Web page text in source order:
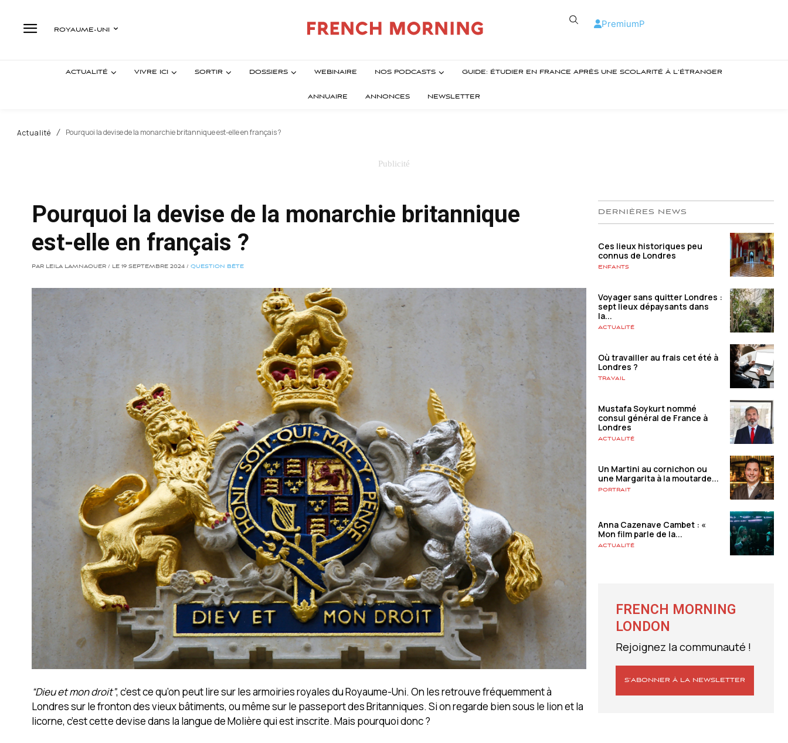
ROYAUME-UNI
PremiumP
ACTUALITÉ VIVRE ICI SORTIR DOSSIERS WEBINAIRE NOS PODCASTS GUIDE: ÉTUDIER EN FRANCE APRÈS UNE SCOLARITÉ À L’ÉTRANGER
ANNUAIRE ANNONCES NEWSLETTER
Actualité Pourquoi la devise de la monarchie britannique est-elle en français ?
Pourquoi la devise de la monarchie britannique
est-elle en français ?
PAR LEILA LAMNAOUER / LE 19 SEPTEMBRE 2024 / QUESTION BÊTE
“Dieu et mon droit”, c’est ce qu’on peut lire sur les armoiries royales du Royaume-Uni. On les retrouve fréquemment à
Londres sur le fronton des vieux bâtiments, ou même sur le passeport des Britanniques. Si on regarde bien sous le lion et la
licorne, c’est cette devise dans la langue de Molière qui est inscrite. Mais pourquoi donc ?
DERNIÈRES NEWS
Ces lieux historiques peu
connus de Londres
Enfants
Voyager sans quitter Londres :
sept lieux dépaysants dans
la...
Actualité
Où travailler au frais cet été à
Londres ?
Travail
Mustafa Soykurt nommé
consul général de France à
Londres
Actualité
Un Martini au cornichon ou
une Margarita à la moutarde...
Portrait
Anna Cazenave Cambet : «
Mon film parle de la...
Actualité
FRENCH MORNING
LONDON
Rejoignez la communauté !
S’ABONNER À LA NEWSLETTER